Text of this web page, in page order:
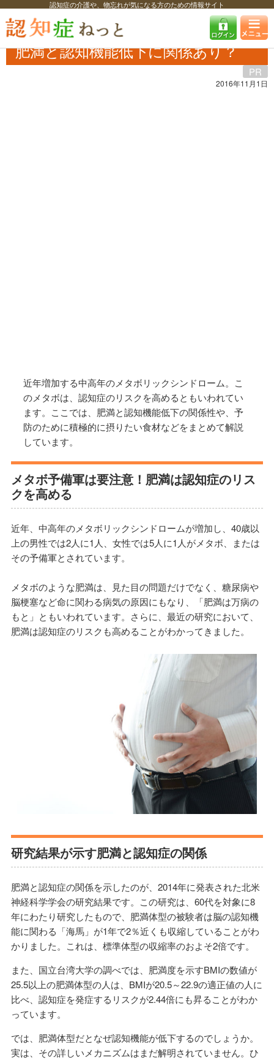
認知症の介護や、物忘れが気になる方のための情報サイト
認知症ねっと 特集・コラム・インタビュー タイアップ
肥満と認知機
能低下に関係あり？
肥満と認知機能低下に関係あり？
PR
2016年11月1日
近年増加する中高年のメタボリックシンドローム。こ
のメタボは、認知症のリスクを高めるともいわれてい
ます。ここでは、肥満と認知機能低下の関係性や、予
防のために積極的に摂りたい食材などをまとめて解説
しています。
メタボ予備軍は要注意！肥満は認知症のリス
クを高める
近年、中高年のメタボリックシンドロームが増加し、40歳以
上の男性では2人に1人、女性では5人に1人がメタボ、または
その予備軍とされています。
メタボのような肥満は、見た目の問題だけでなく、糖尿病や
脳梗塞など命に関わる病気の原因にもなり、「肥満は万病の
もと」ともいわれています。さらに、最近の研究において、
肥満は認知症のリスクも高めることがわかってきました。
研究結果が示す肥満と認知症の関係
肥満と認知症の関係を示したのが、2014年に発表された北米
神経科学学会の研究結果です。この研究は、60代を対象に8
年にわたり研究したもので、肥満体型の被験者は脳の認知機
能に関わる「海馬」が1年で2％近くも収縮していることがわ
かりました。これは、標準体型の収縮率のおよそ2倍です。
また、国立台湾大学の調べでは、肥満度を示すBMIの数値が
25.5以上の肥満体型の人は、BMIが20.5～22.9の適正値の人に
比べ、認知症を発症するリスクが2.44倍にも昇ることがわか
っています。
では、肥満体型だとなぜ認知機能が低下するのでしょうか。
実は、その詳しいメカニズムはまだ解明されていません。ひ